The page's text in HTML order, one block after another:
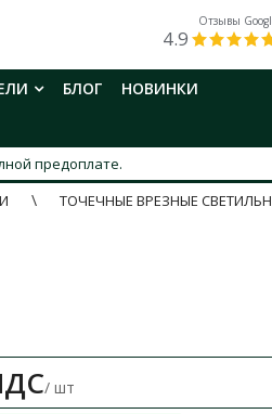
Отзывы
4.9
БЛОГ
НОВИНКИ
предоплате.
ТОЧЕЧНЫЕ ВРЕЗНЫЕ
/ шт